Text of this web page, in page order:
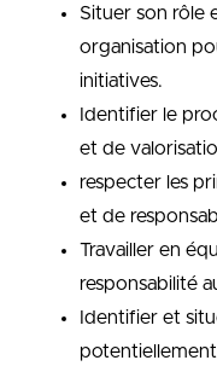
Situer son rôle
organisation
initiatives.
Identifier le
et de
respecter les
et de
Travailler en
responsabilité
Identifier et
potentiellement